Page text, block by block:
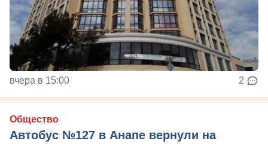
вчера в 15:00 2
Общество
Автобус №127 в Анапе вернули на